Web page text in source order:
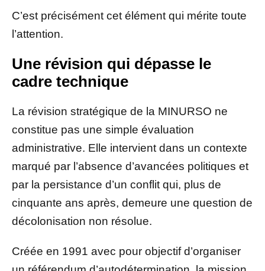
C’est précisément cet élément qui mérite toute
l’attention.
Une révision qui dépasse le
cadre technique
La révision stratégique de la MINURSO ne
constitue pas une simple évaluation
administrative. Elle intervient dans un contexte
marqué par l’absence d’avancées politiques et
par la persistance d’un conflit qui, plus de
cinquante ans après, demeure une question de
décolonisation non résolue.
Créée en 1991 avec pour objectif d’organiser